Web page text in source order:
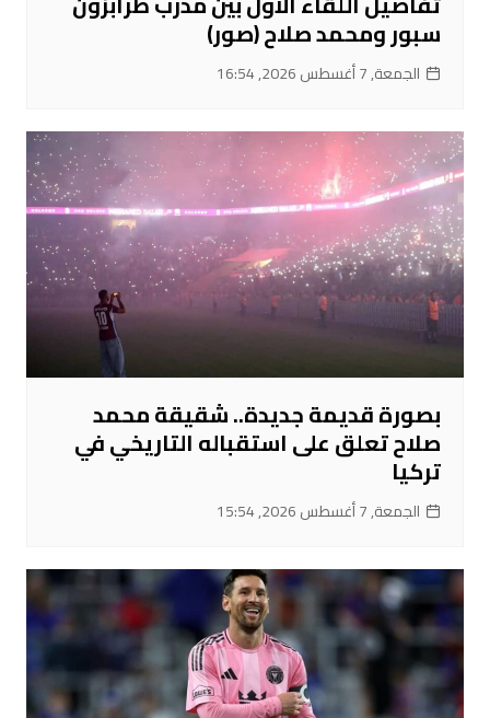
سبور ومحمد صلاح (صور)
الجمعة, 7 أغسطس 2026, 16:54
بصورة قديمة جديدة.. شقيقة محمد
صلاح تعلق على استقباله التاريخي في
تركيا
الجمعة, 7 أغسطس 2026, 15:54